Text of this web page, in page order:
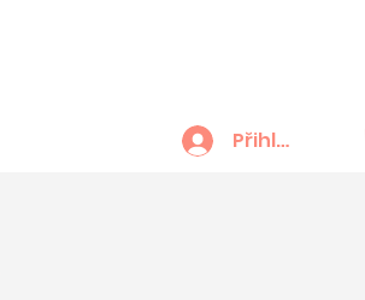
Přihlášení